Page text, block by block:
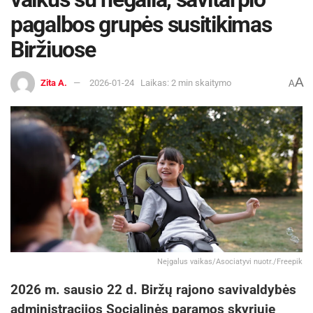
pagalbos grupės susitikimas
Biržiuose
Zita A. 2026-01-24 Laikas: 2 min skaitymo AA
Neįgalus vaikas/Asociatyvi nuotr./Freepik
2026 m. sausio 22 d. Biržų rajono savivaldybės
administracijos Socialinės paramos skyriuje